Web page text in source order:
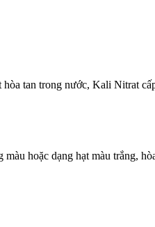
tan trong nước, Kali Nitrat
hoặc dạng hạt màu trắng,